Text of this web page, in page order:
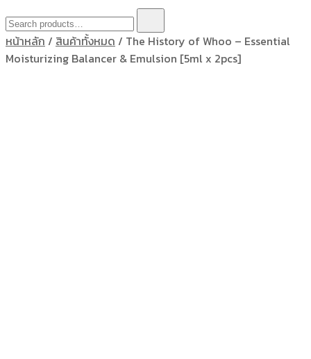
Search
for:
หน้าหลัก / สินค้าทั้งหมด / The History of Whoo – Essential
Moisturizing Balancer & Emulsion [5ml x 2pcs]